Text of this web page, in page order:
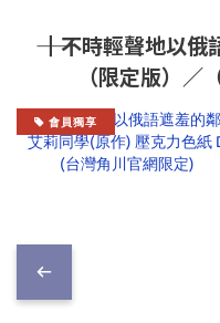
―― ┃不時輕聲地以
（限定版）／
會員獨享